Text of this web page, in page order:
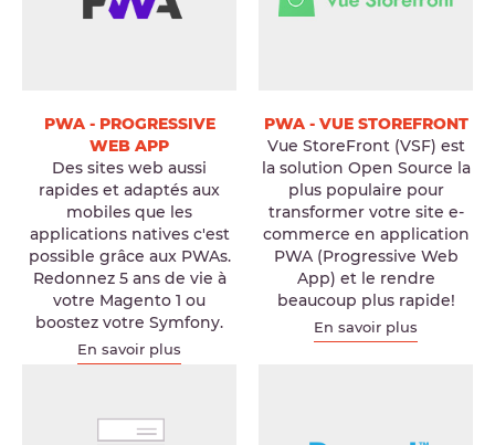
PWA - PROGRESSIVE
WEB APP
Des sites web aussi
rapides et adaptés aux
mobiles que les
applications natives c'est
possible grâce aux PWAs.
Redonnez 5 ans de vie à
votre Magento 1 ou
boostez votre Symfony.
En savoir plus
PWA - VUE STOREFRONT
Vue StoreFront (VSF) est
la solution Open Source la
plus populaire pour
transformer votre site e-
commerce en application
PWA (Progressive Web
App) et le rendre
beaucoup plus rapide!
En savoir plus